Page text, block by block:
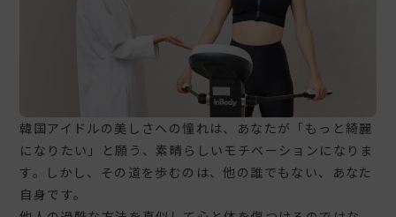
韓国アイドルの美しさへの憧れは、あなたが「もっと綺麗
になりたい」と願う、素晴らしいモチベーションになりま
す。しかし、その道を歩むのは、他の誰でもない、あなた
自身です。